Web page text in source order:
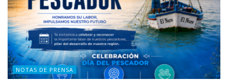
NOTAS DE PRENSA